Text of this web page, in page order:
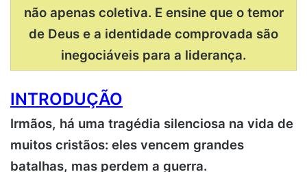
não apenas coletiva. E ensine que o temor
de Deus e a identidade comprovada são
inegociáveis para a liderança.
INTRODUÇÃO
Irmãos, há uma tragédia silenciosa na vida de
muitos cristãos: eles vencem grandes
batalhas, mas perdem a guerra.